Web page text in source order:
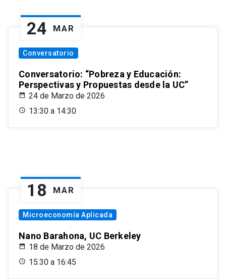
24 MAR
Conversatorio
Conversatorio: “Pobreza y Educación:
Perspectivas y Propuestas desde la UC”
24 de Marzo de 2026
13:30 a 14:30
18 MAR
Microeconomía Aplicada
Nano Barahona, UC Berkeley
18 de Marzo de 2026
15:30 a 16:45